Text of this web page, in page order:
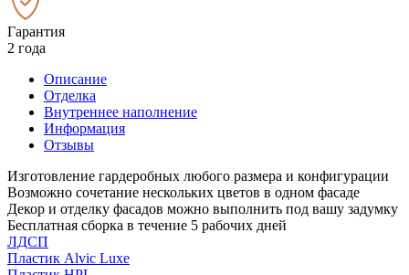
Гарантия
2 года
Описание
Отделка
Внутреннее наполнение
Информация
Отзывы
Изготовление гардеробных любого размера и конфигурации
Возможно сочетание нескольких цветов в одном фасаде
Декор и отделку фасадов можно выполнить под вашу задумку
Бесплатная сборка в течение 5 рабочих дней
ЛДСП
Пластик Alvic Luxe